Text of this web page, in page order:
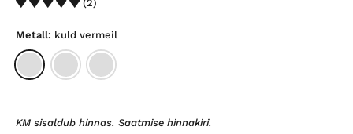
(2)
Metall: kuld vermeil
KM sisaldub hinnas. Saatmise hinnakiri.